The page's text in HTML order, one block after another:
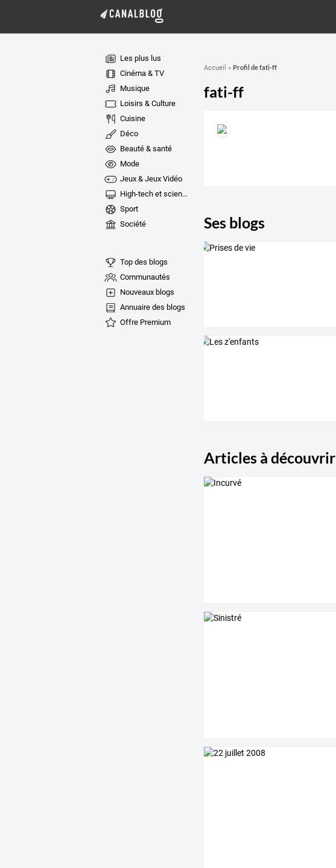
Les plus lus
Cinéma & TV
Musique
Loisirs & Culture
Cuisine
Déco
Beauté & santé
Mode
Jeux & Jeux Vidéo
High-tech et sciences
Sport
Société
Top des blogs
Communautés
Nouveaux blogs
Annuaire des blogs
Offre Premium
Accueil » Profil de fati-ff
fati-ff
Ses blogs
Articles à découvrir